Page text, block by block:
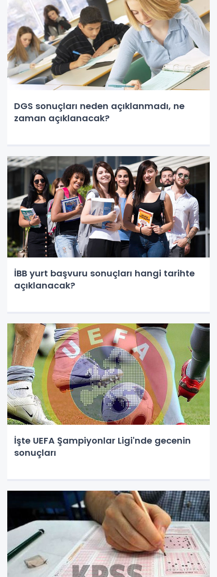
DGS sonuçları neden açıklanmadı, ne
zaman açıklanacak?
İBB yurt başvuru sonuçları hangi tarihte
açıklanacak?
İşte UEFA Şampiyonlar Ligi'nde gecenin
sonuçları